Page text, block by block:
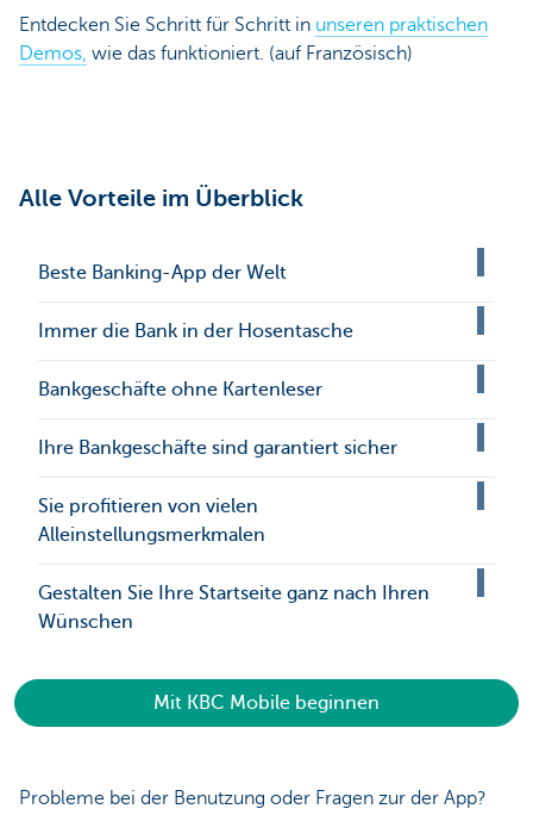
Entdecken Sie Schritt für Schritt in unseren praktischen
Demos, wie das funktioniert. (auf Französisch)
Alle Vorteile im Überblick
Beste Banking-App der Welt
Immer die Bank in der Hosentasche
Bankgeschäfte ohne Kartenleser
Ihre Bankgeschäfte sind garantiert sicher
Sie profitieren von vielen
Alleinstellungsmerkmalen
Gestalten Sie Ihre Startseite ganz nach Ihren
Wünschen
Mit KBC Mobile beginnen
Probleme bei der Benutzung oder Fragen zur der App?